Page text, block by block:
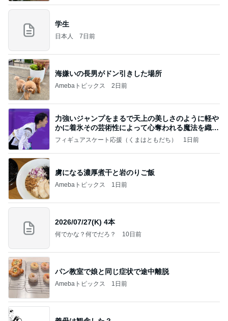
学生
日本人 7日前
海嫌いの長男がドン引きした場所
Amebaトピックス 2日前
力強いジャンプをまるで天上の美しさのように軽や
かに着氷その芸術性によって心奪われる魔法を織り
なす
フィギュアスケート応援（くまはともだち） 1日前
虜になる濃厚煮干と岩のりご飯
Amebaトピックス 1日前
2026/07/27(K) 4本
何でかな？何でだろ？ 10日前
パン教室で娘と同じ症状で途中離脱
Amebaトピックス 1日前